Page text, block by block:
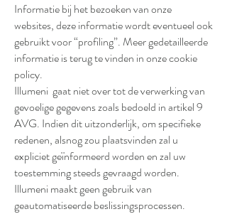
Informatie bij het bezoeken van onze
websites, deze informatie wordt eventueel ook
gebruikt voor “profiling”. Meer gedetailleerde
informatie is terug te vinden in onze cookie
policy.
Illumeni gaat niet over tot de verwerking van
gevoelige gegevens zoals bedoeld in artikel 9
AVG. Indien dit uitzonderlijk, om specifieke
redenen, alsnog zou plaatsvinden zal u
expliciet geïnformeerd worden en zal uw
toestemming steeds gevraagd worden.
Illumeni maakt geen gebruik van
geautomatiseerde beslissingsprocessen.